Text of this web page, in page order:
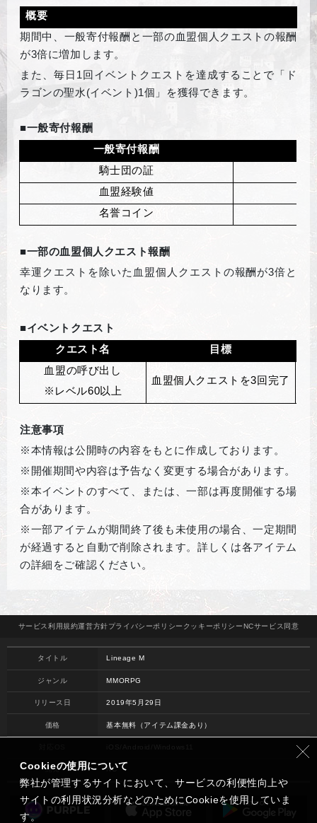
概要
期間中、一般寄付報酬と一部の血盟個人クエストの報酬
が3倍に増加します。
また、毎日1回イベントクエストを達成することで「ド
ラゴンの聖水(イベント)1個」を獲得できます。
■一般寄付報酬
一般寄付報酬
騎士団の証
血盟経験値
名誉コイン
■一部の血盟個人クエスト報酬
幸運クエストを除いた血盟個人クエストの報酬が3倍と
なります。
■イベントクエスト
クエスト名
目標
血盟の呼び出し
※レベル60以上
血盟個人クエストを3回完了
注意事項
※本情報は公開時の内容をもとに作成しております。
※開催期間や内容は予告なく変更する場合があります。
※本イベントのすべて、または、一部は再度開催する場
合があります。
※一部アイテムが期間終了後も未使用の場合、一定期間
が経過すると自動で削除されます。詳しくは各アイテム
の詳細をご確認ください。
サービス 利用規約運営方針プライバシーポリシー クッキーポリシーNCサービス 同意
タイトル Lineage M
ジャンル MMORPG
リリース日 2019年5月29日
価格 基本無料（アイテム課金あり）
開発 NC
Cookieの使用について
弊社が管理するサイトにおいて、サービスの利便性向上や
サイトの利用状況分析などのためにCookieを使用していま
す。